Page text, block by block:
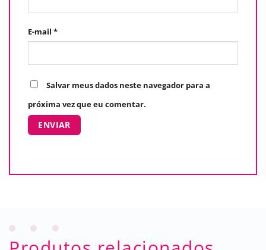
E-mail *
Salvar meus dados neste navegador para a
próxima vez que eu comentar.